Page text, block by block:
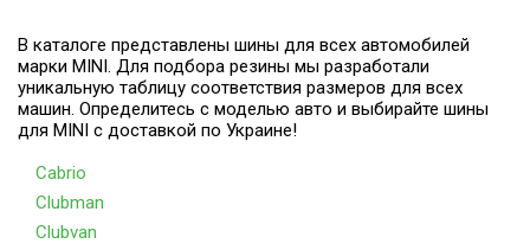
В каталоге представлены шины для всех автомобилей
марки MINI. Для подбора резины мы разработали
уникальную таблицу соответствия размеров для всех
машин. Определитесь с моделью авто и выбирайте шины
для MINI с доставкой по Украине!
Cabrio
Clubman
Clubvan